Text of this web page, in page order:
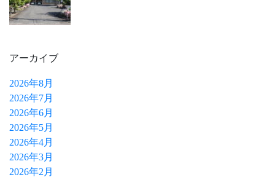
アーカイブ
2026年8月
2026年7月
2026年6月
2026年5月
2026年4月
2026年3月
2026年2月